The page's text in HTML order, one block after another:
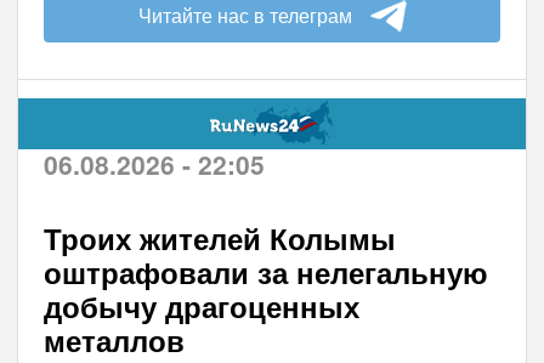
Читайте нас в телеграм
06.08.2026 - 22:05
Троих жителей Колымы
оштрафовали за нелегальную
добычу драгоценных
металлов